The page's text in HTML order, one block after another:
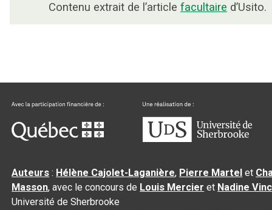
Contenu extrait de l’article facultaire d’Usito.
Auteurs : Hélène Cajolet-Laganière, Pierre Martel et
Masson, avec le concours de Louis Mercier et Nadine
Université de Sherbrooke